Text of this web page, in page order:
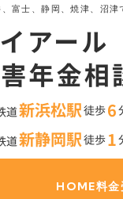
富士、静岡、焼津、沼津
HOME料金